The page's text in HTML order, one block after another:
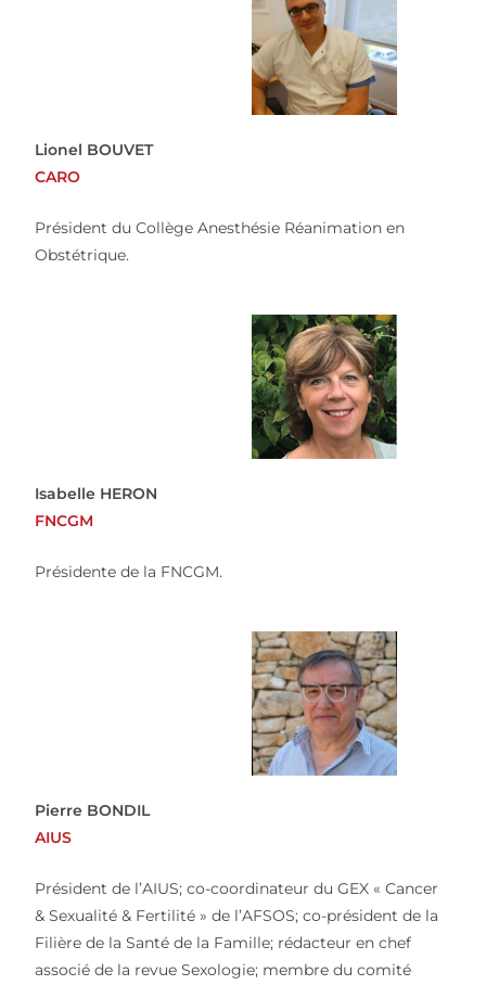
Lionel BOUVET
CARO
Président du Collège Anesthésie Réanimation en
Obstétrique.
Isabelle HERON
FNCGM
Présidente de la FNCGM.
Pierre BONDIL
AIUS
Président de l’AIUS; co-coordinateur du GEX « Cancer
& Sexualité & Fertilité » de l’AFSOS; co-président de la
Filière de la Santé de la Famille; rédacteur en chef
associé de la revue Sexologie; membre du comité